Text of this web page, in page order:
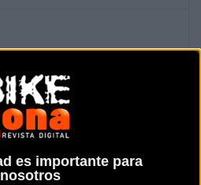
es importante para
nosotros